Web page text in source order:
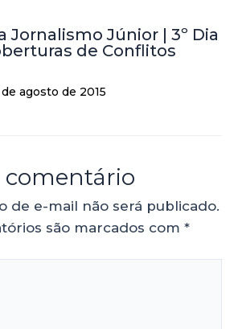
Jornalismo Júnior | 3º Dia
de Conflitos
agosto de 2015
comentário
de e-mail não será publicado.
são marcados com *